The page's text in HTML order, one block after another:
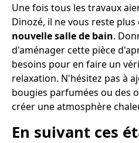
Une fois tous les travaux
Dinozé, il ne vous reste
nouvelle salle de bain.
d'aménager cette pièce
besoins pour en faire un
relaxation. N'hésitez pas à
bougies parfumées ou des
créer une atmosphère
En suivant ces